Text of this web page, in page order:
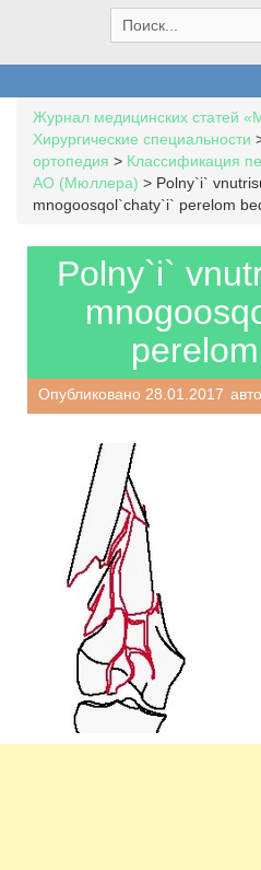
e
a
h
f
o
r
:
Журнал медицинских статей
Хирургические специальности
ортопедия > Классификация
AO (Мюллера) > Polny`i`
mnogoosqol`chaty`i` perelom
Polny`i`
Опубликовано 28.01.2017